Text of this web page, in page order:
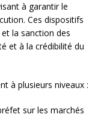
à garantir le
Ces dispositifs
la sanction des
et à la crédibilité du
à plusieurs niveaux :
sur les marchés